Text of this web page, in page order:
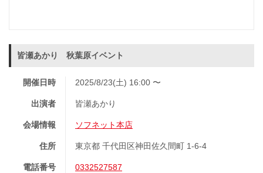
皆瀬あかり 秋葉原イベント
開催日時 2025/8/23(土) 16:00 〜
出演者 皆瀬あかり
会場情報 ソフネット本店
住所 東京都 千代田区神田佐久間町 1-6-4
電話番号 0332527587